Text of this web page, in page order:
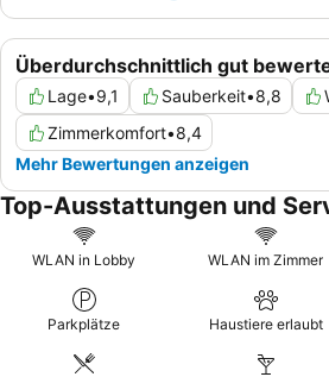
Überdurchschnittlich gut
Lage•9,1 Sauberkeit•8,8
Zimmerkomfort•8,4
Mehr Bewertungen anzeigen
Top-Ausstattungen und
WLAN in Lobby WLAN im Zimmer
Parkplätze Haustiere erlaubt